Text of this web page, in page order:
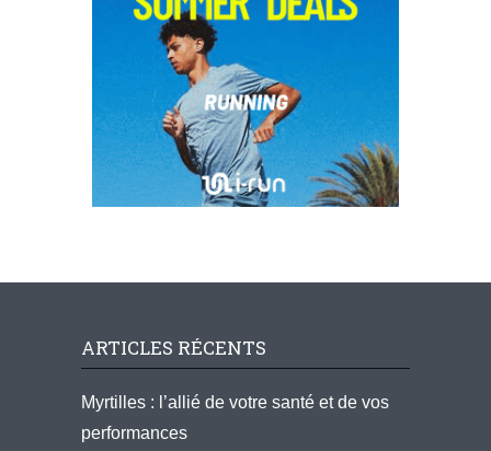
ARTICLES RÉCENTS
Myrtilles : l’allié de votre santé et de vos
performances